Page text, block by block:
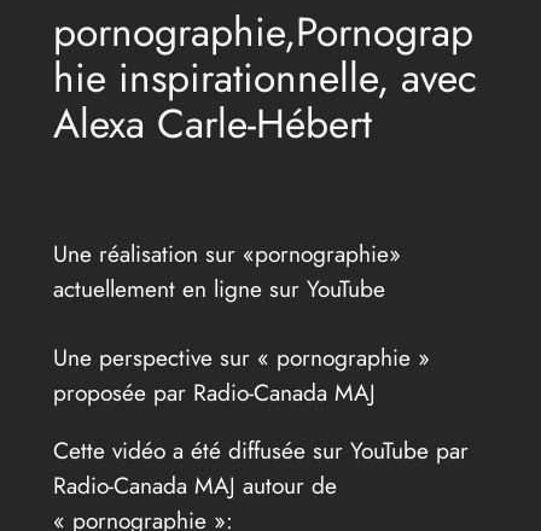
pornographie,Pornograp
hie inspirationnelle, avec
Alexa Carle-Hébert
Une réalisation sur «pornographie»
actuellement en ligne sur YouTube
Une perspective sur « pornographie »
proposée par Radio-Canada MAJ
Cette vidéo a été diffusée sur YouTube par
Radio-Canada MAJ autour de
« pornographie »: